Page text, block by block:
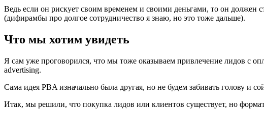
Ведь если он рискует своим временем и своими деньгами, то он должен
(дифирамбы про долгое сотрудничество я знаю, но это тоже дальше).
Что мы хотим увидеть
Я сам уже проговорился, что мы тоже оказываем привлечение лидов с
advertising.
Сама идея PBA изначально была другая, но не будем забивать голову и
Итак, мы решили, что покупка лидов или клиентов существует, но